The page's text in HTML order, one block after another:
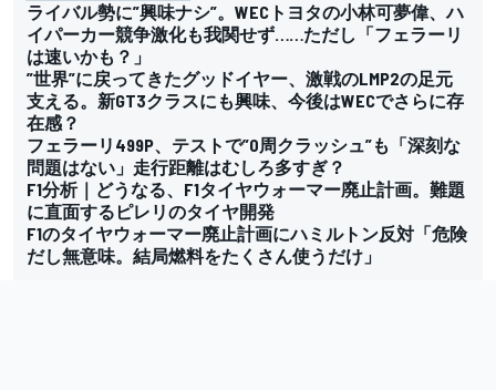
ライバル勢に”興味ナシ”。WECトヨタの小林可夢偉、ハ
イパーカー競争激化も我関せず……ただし「フェラーリ
は速いかも？」
”世界”に戻ってきたグッドイヤー、激戦のLMP2の足元
支える。新GT3クラスにも興味、今後はWECでさらに存
在感？
フェラーリ499P、テストで”0周クラッシュ”も「深刻な
問題はない」走行距離はむしろ多すぎ？
F1分析｜どうなる、F1タイヤウォーマー廃止計画。難題
に直面するピレリのタイヤ開発
F1のタイヤウォーマー廃止計画にハミルトン反対「危険
だし無意味。結局燃料をたくさん使うだけ」